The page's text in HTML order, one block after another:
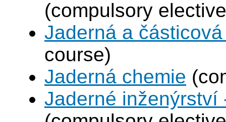
(compulsory
Jaderná a
course)
Jaderná chemie
Jaderné inženýrství